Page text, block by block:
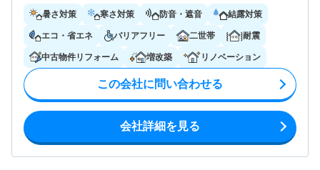
暑さ対策 寒さ対策 防音・遮音 結露対策
エコ・省エネ バリアフリー 二世帯 耐震
中古物件リフォーム 増改築 リノベーション
この会社に問い合わせる
会社詳細を見る